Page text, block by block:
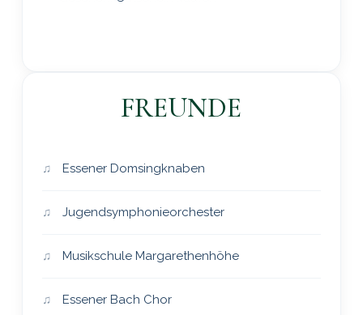
FREUNDE
Essener Domsingknaben
Jugendsymphonieorchester
Musikschule Margarethenhöhe
Essener Bach Chor